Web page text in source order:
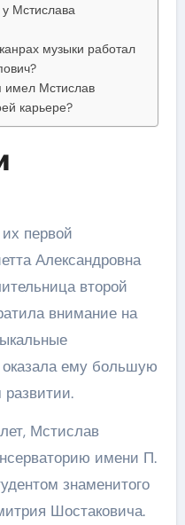
Мстислава
музыки работал
имел Мстислав
карьере?
первой
Александровна
второй
внимание на
ему большую
Мстислав
имени П.
знаменитого
Шостаковича.